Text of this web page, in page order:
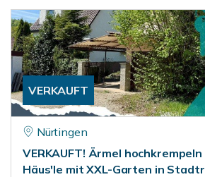
VERKAUFT
Nürtingen
VERKAUFT! Ärmel
Häus'le mit XXL-Garten in